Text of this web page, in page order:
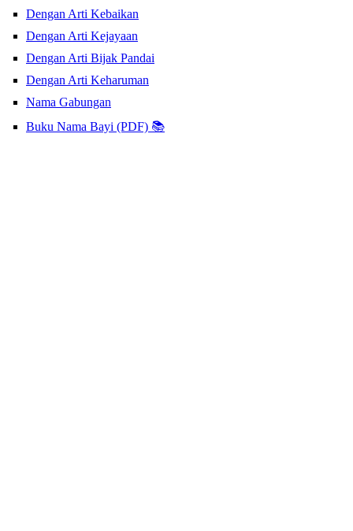
Dengan Arti Kebaikan
Dengan Arti Kejayaan
Dengan Arti Bijak Pandai
Dengan Arti Keharuman
Nama Gabungan
Buku Nama Bayi (PDF) 📚